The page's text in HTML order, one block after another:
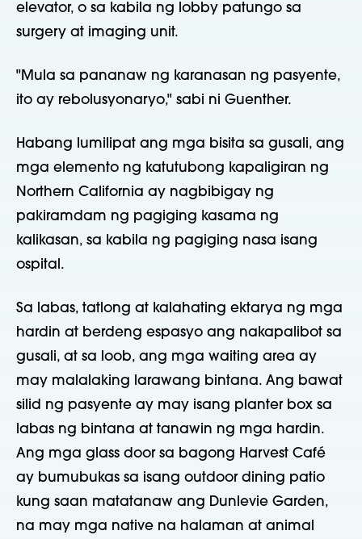
elevator, o sa kabila ng lobby patungo sa
surgery at imaging unit.
"Mula sa pananaw ng karanasan ng pasyente,
ito ay rebolusyonaryo," sabi ni Guenther.
Habang lumilipat ang mga bisita sa gusali, ang
mga elemento ng katutubong kapaligiran ng
Northern California ay nagbibigay ng
pakiramdam ng pagiging kasama ng
kalikasan, sa kabila ng pagiging nasa isang
ospital.
Sa labas, tatlong at kalahating ektarya ng mga
hardin at berdeng espasyo ang nakapalibot sa
gusali, at sa loob, ang mga waiting area ay
may malalaking larawang bintana. Ang bawat
silid ng pasyente ay may isang planter box sa
labas ng bintana at tanawin ng mga hardin.
Ang mga glass door sa bagong Harvest Café
ay bumubukas sa isang outdoor dining patio
kung saan matatanaw ang Dunlevie Garden,
na may mga native na halaman at animal